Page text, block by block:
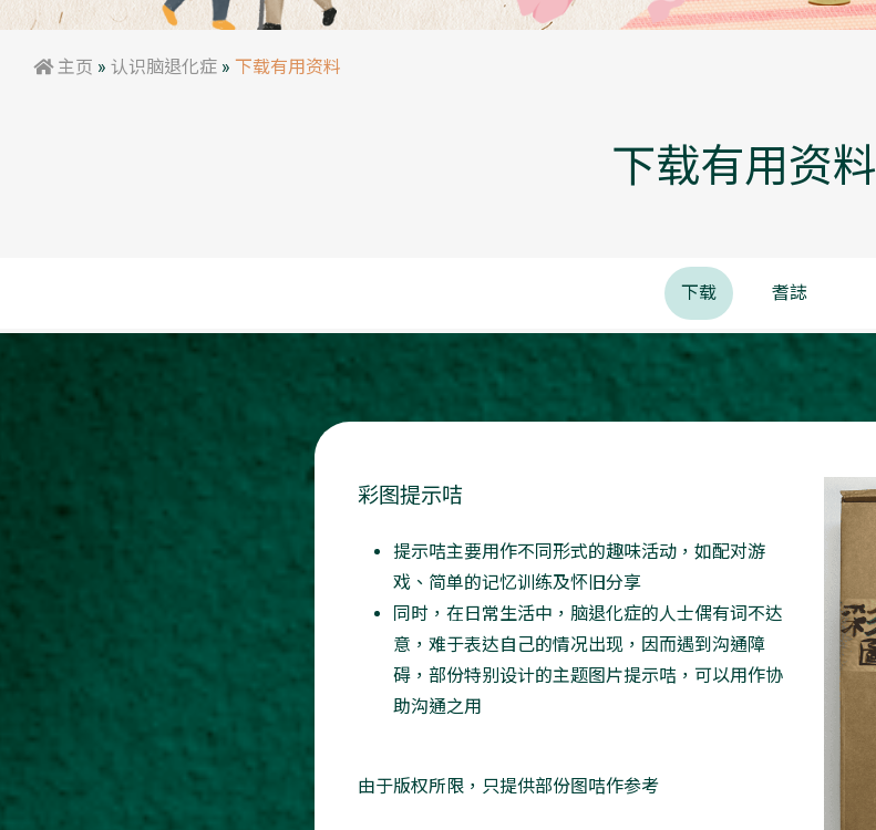
主页 » 认识脑退化症 » 下载有用资料
下载有用资料
下载 耆誌
彩图提示咭
提示咭主要用作不同形式的趣味活动，如配对游
戏、简单的记忆训练及怀旧分享
同时，在日常生活中，脑退化症的人士偶有词不达
意，难于表达自己的情况出现，因而遇到沟通障
碍，部份特别设计的主题图片提示咭，可以用作协
助沟通之用
由于版权所限，只提供部份图咭作参考